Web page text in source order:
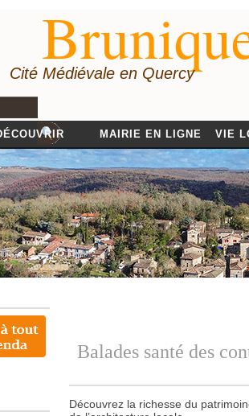
Cité Médiévale en Quercy
MAIRIE EN LIGNE VIE
Balades santé des
Découvrez la richesse du